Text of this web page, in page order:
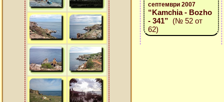
септември 2007
“Kamchia - Bozho
- 341” (№ 52 от
62)